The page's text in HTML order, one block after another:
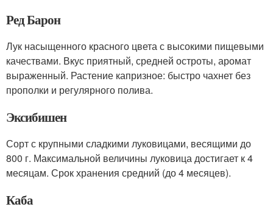
Ред Барон
Лук насыщенного красного цвета с высокими пищевыми
качествами. Вкус приятный, средней остроты, аромат
выраженный. Растение капризное: быстро чахнет без
прополки и регулярного полива.
Эксибишен
Сорт с крупными сладкими луковицами, весящими до
800 г. Максимальной величины луковица достигает к 4
месяцам. Срок хранения средний (до 4 месяцев).
Каба